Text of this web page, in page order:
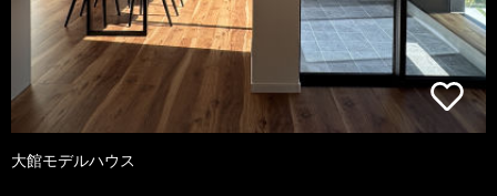
大館モデルハウス